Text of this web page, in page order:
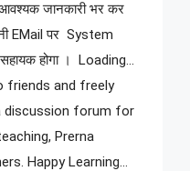
आवश्यक जानकारी भर कर
EMail पर System
सहायक होगा । Loading…
friends and freely
discussion forum for
Prerna
Happy Learning…